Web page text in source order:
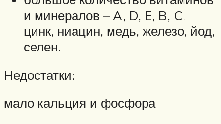
и минералов – A, D, E, B, C,
цинк, ниацин, медь, железо, йод,
селен.
Недостатки:
мало кальция и фосфора